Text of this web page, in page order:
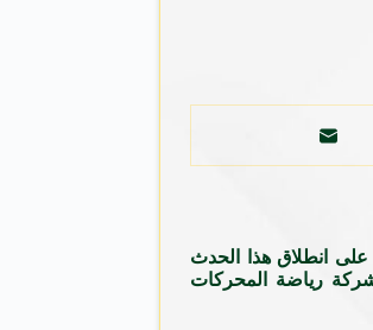
السعودية 2026، أحد أبرز وأصعب راليات العالم وأكثرها حضورًا على الساحة الدولية، إذ لم يتبق سوى أقل من 30 يومًا على انطلاق هذا الحدث
شركة رياضة المحركات